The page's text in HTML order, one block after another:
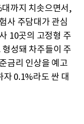
까지 치솟으면서,
사 주담대가 관심
10곳의 고정형 주
성돼 차주들이 주
금리 인상을 예고
0.1%라도 싼 대